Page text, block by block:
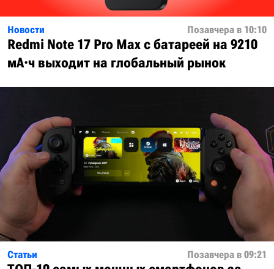
Новости Позавчера в 10:10
Redmi Note 17 Pro Max с батареей на 9210
мА·ч выходит на глобальный рынок
Статьи Позавчера в 09:21